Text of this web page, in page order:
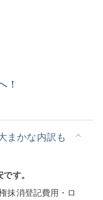
！
まかな内訳も
す。
抹消登記費用・ロ